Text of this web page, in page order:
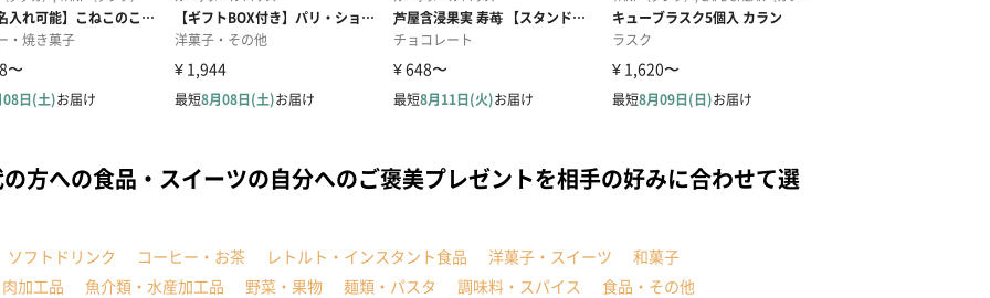
方への食品・スイーツの自分へのご褒美プレゼントを相手の好みに合わせて選
ソフトドリンク コーヒー・お茶 レトルト・インスタント食品 洋菓子・スイーツ
和菓子
加工品
魚介類・水産加工品 野菜・果物 麺類・パスタ 調味料・スパイス 食品・その他